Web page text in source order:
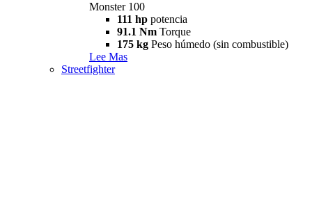
Monster 100
111 hp potencia
91.1 Nm Torque
175 kg Peso húmedo (sin combustible)
Lee Mas
Streetfighter